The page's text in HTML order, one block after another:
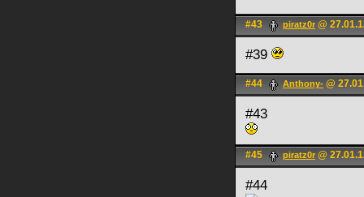
#43 piratz0r @
#39
#44 Anthony- @
#43
#45 piratz0r @
#44